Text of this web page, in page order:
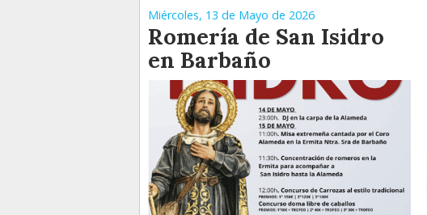
Miércoles, 13 de Mayo de 2026
Romería de San Isidro
en Barbaño